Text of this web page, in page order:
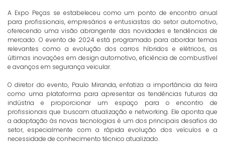
A Expo Peças se estabeleceu como um ponto de encontro anual
para profissionais, empresários e entusiastas do setor automotivo,
oferecendo uma visão abrangente das novidades e tendências de
mercado. O evento de 2024 está programado para abordar temas
relevantes como a evolução dos carros híbridos e elétricos, as
últimas inovações em design automotivo, eficiência de combustível
e avanços em segurança veicular.
O diretor do evento, Paulo Miranda, enfatiza a importância da feira
como uma plataforma para apresentar as tendências futuras da
indústria e proporcionar um espaço para o encontro de
profissionais que buscam atualização e networking. Ele aponta que
a adaptação às novas tecnologias é um dos principais desafios do
setor, especialmente com a rápida evolução dos veículos e a
necessidade de conhecimento técnico atualizado.